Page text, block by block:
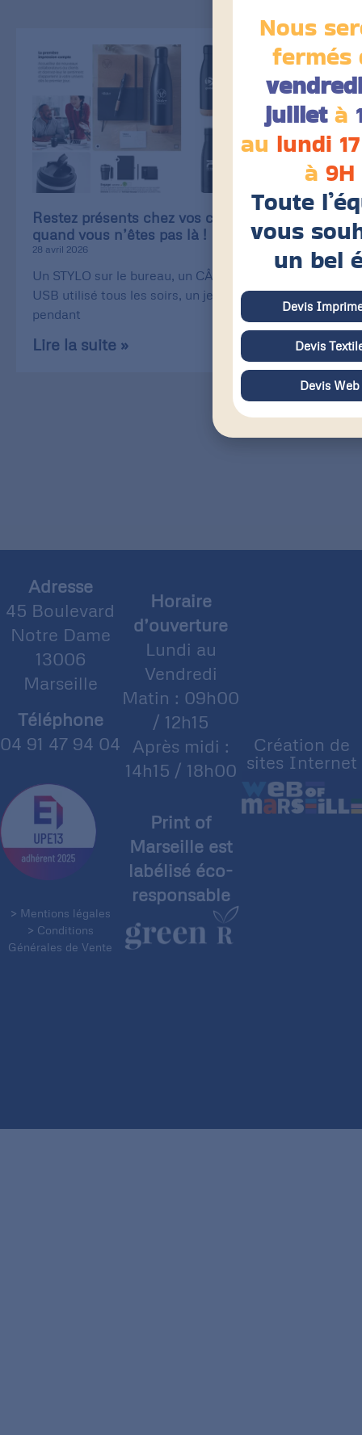
Restez présents chez vos clients, même
quand vous n’êtes pas là !
28 avril 2026
Un STYLO sur le bureau, un CÂBLE de recharge
USB utilisé tous les soirs, un jeu de CARTE utilisé
pendant
Lire la suite »
Adresse
45 Boulevard
Notre Dame
13006
Marseille
Téléphone
04 91 47 94 04
> Mentions légales
> Conditions
Générales de Vente
Horaire
d’ouverture
Lundi au
Vendredi
Matin : 09h00
/ 12h15
Après midi :
14h15 / 18h00
Print of
Marseille est
labélisé éco-
responsable
Création de
sites Internet
Nous
fermés
juilletà
au lundi
à 9H
Toute
vous
un bel
Devis
Devis
Devis Web